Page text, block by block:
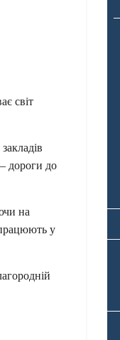
світ
– дороги до
на
у